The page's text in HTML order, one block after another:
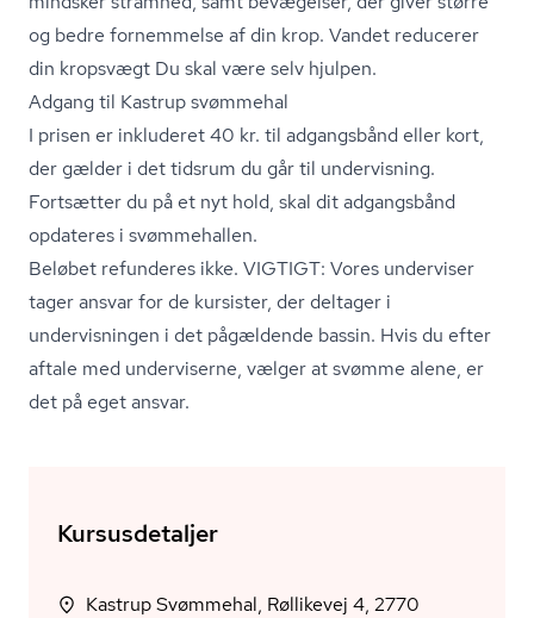
og bedre fornemmelse af din krop. Vandet reducerer
din kropsvægt Du skal være selv hjulpen.
Adgang til Kastrup svømmehal
I prisen er inkluderet 40 kr. til adgangsbånd eller kort,
der gælder i det tidsrum du går til undervisning.
Fortsætter du på et nyt hold, skal dit adgangsbånd
opdateres i svømmehallen.
Beløbet refunderes ikke. VIGTIGT: Vores underviser
tager ansvar for de kursister, der deltager i
undervisningen i det pågældende bassin. Hvis du efter
aftale med underviserne, vælger at svømme alene, er
det på eget ansvar.
Kursusdetaljer
Kastrup Svømmehal, Røllikevej 4, 2770